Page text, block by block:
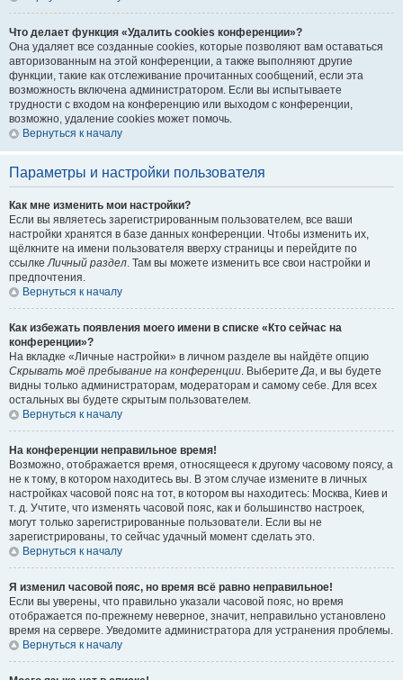
Что делает функция «Удалить cookies конференции»?
Она удаляет все созданные cookies, которые позволяют вам оставаться
авторизованным на этой конференции, а также выполняют другие
функции, такие как отслеживание прочитанных сообщений, если эта
возможность включена администратором. Если вы испытываете
трудности с входом на конференцию или выходом с конференции,
возможно, удаление cookies может помочь.
Вернуться к началу
Параметры и настройки пользователя
Как мне изменить мои настройки?
Если вы являетесь зарегистрированным пользователем, все ваши
настройки хранятся в базе данных конференции. Чтобы изменить их,
щёлкните на имени пользователя вверху страницы и перейдите по
ссылкеЛичный раздел. Там вы можете изменить все свои настройки и
предпочтения.
Вернуться к началу
Как избежать появления моего имени в списке «Кто сейчас на
конференции»?
На вкладке «Личные настройки» в личном разделе вы найдёте опцию
Скрывать моё пребывание на конференции. ВыберитеДа, и вы будете
видны только администраторам, модераторам и самому себе. Для всех
остальных вы будете скрытым пользователем.
Вернуться к началу
На конференции неправильное время!
Возможно, отображается время, относящееся к другому часовому поясу, а
не к тому, в котором находитесь вы. В этом случае измените в личных
настройках часовой пояс на тот, в котором вы находитесь: Москва, Киев и
т. д. Учтите, что изменять часовой пояс, как и большинство настроек,
могут только зарегистрированные пользователи. Если вы не
зарегистрированы, то сейчас удачный момент сделать это.
Вернуться к началу
Я изменил часовой пояс, но время всё равно неправильное!
Если вы уверены, что правильно указали часовой пояс, но время
отображается по-прежнему неверное, значит, неправильно установлено
время на сервере. Уведомите администратора для устранения проблемы.
Вернуться к началу